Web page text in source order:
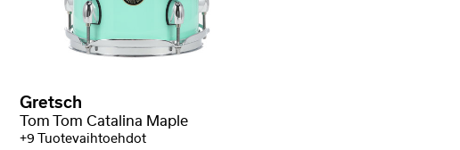
Gretsch
Tom Tom Catalina Maple
+9 Tuotevaihtoehdot